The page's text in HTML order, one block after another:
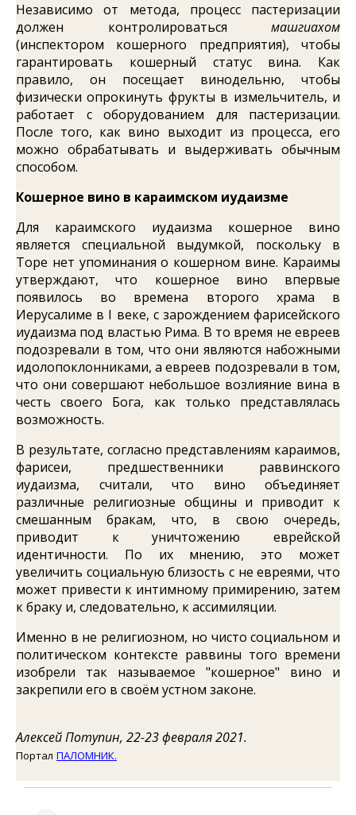
Независимо от метода, процесс пастеризации
должен контролироваться машгиахом
(инспектором кошерного предприятия), чтобы
гарантировать кошерный статус вина. Как
правило, он посещает винодельню, чтобы
физически опрокинуть фрукты в измельчитель, и
работает с оборудованием для пастеризации.
После того, как вино выходит из процесса, его
можно обрабатывать и выдерживать обычным
способом.
Кошерное вино в караимском иудаизме
Для караимского иудаизма кошерное вино
является специальной выдумкой, поскольку в
Торе нет упоминания о кошерном вине. Караимы
утверждают, что кошерное вино впервые
появилось во времена второго храма в
Иерусалиме в I веке, с зарождением фарисейского
иудаизма под властью Рима. В то время не евреев
подозревали в том, что они являются набожными
идолопоклонниками, а евреев подозревали в том,
что они совершают небольшое возлияние вина в
честь своего Бога, как только представлялась
возможность.
В результате, согласно представлениям караимов,
фарисеи, предшественники раввинского
иудаизма, считали, что вино объединяет
различные религиозные общины и приводит к
смешанным бракам, что, в свою очередь,
приводит к уничтожению еврейской
идентичности. По их мнению, это может
увеличить социальную близость с не евреями, что
может привести к интимному примирению, затем
к браку и, следовательно, к ассимиляции.
Именно в не религиозном, но чисто социальном и
политическом контексте раввины того времени
изобрели так называемое "кошерное" вино и
закрепили его в своём устном законе.
Алексей Потупин, 22-23 февраля 2021.
Портал ПАЛОМНИК.